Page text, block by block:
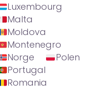
Luxembourg
Malta
Moldova
Montenegro
Norge
Polen
Portugal
Romania